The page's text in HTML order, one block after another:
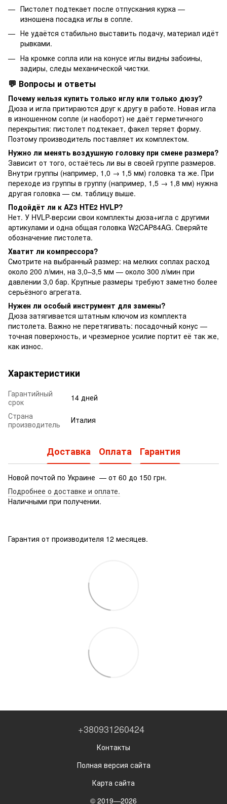
Пистолет подтекает после отпускания курка —
изношена посадка иглы в сопле.
Не удаётся стабильно выставить подачу, материал идёт
рывками.
На кромке сопла или на конусе иглы видны забоины,
задиры, следы механической чистки.
💬 Вопросы и ответы
Почему нельзя купить только иглу или только дюзу?
Дюза и игла притираются друг к другу в работе. Новая игла
в изношенном сопле (и наоборот) не даёт герметичного
перекрытия: пистолет подтекает, факел теряет форму.
Поэтому производитель поставляет их комплектом.
Нужно ли менять воздушную головку при смене размера?
Зависит от того, остаётесь ли вы в своей группе размеров.
Внутри группы (например, 1,0 → 1,5 мм) головка та же. При
переходе из группы в группу (например, 1,5 → 1,8 мм) нужна
другая головка — см. таблицу выше.
Подойдёт ли к AZ3 HTE2 HVLP?
Нет. У HVLP-версии свои комплекты дюза+игла с другими
артикулами и одна общая головка W2CAP84AG. Сверяйте
обозначение пистолета.
Хватит ли компрессора?
Смотрите на выбранный размер: на мелких соплах расход
около 200 л/мин, на 3,0–3,5 мм — около 300 л/мин при
давлении 3,0 бар. Крупные размеры требуют заметно более
серьёзного агрегата.
Нужен ли особый инструмент для замены?
Дюза затягивается штатным ключом из комплекта
пистолета. Важно не перетягивать: посадочный конус —
точная поверхность, и чрезмерное усилие портит её так же,
как износ.
Характеристики
Гарантийный
срок
14 дней
Страна
производитель
Италия
Доставка Оплата Гарантия
Новой почтой по Украине — от 60 до 150 грн.
Подробнее о доставке и оплате.
Наличными при получении.
Гарантия от производителя 12 месяцев.
+380931260424
Контакты
Полная версия сайта
Карта сайта
© 2019—2026